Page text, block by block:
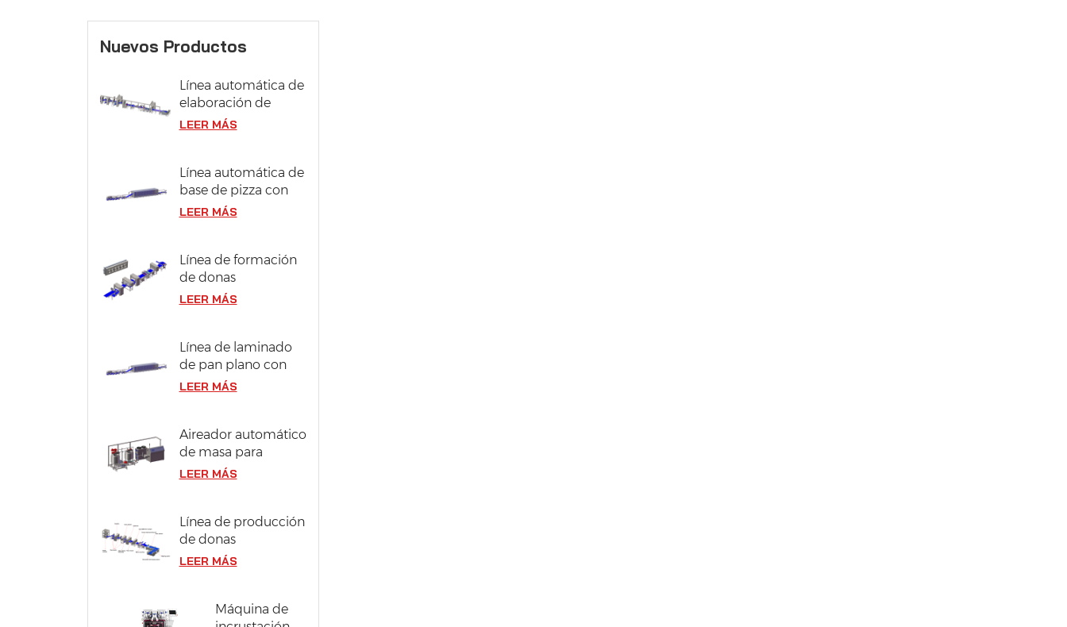
Nuevos Productos
Línea automática de
elaboración de
pasteles
LEER MÁS
Línea automática de
base de pizza con
sistema de
LEER MÁS
Línea de formación
de donas
compactas y
LEER MÁS
Línea de laminado
de pan plano con
ancho de masa de
LEER MÁS
Aireador automático
de masa para
bizcocho
LEER MÁS
Línea de producción
de donas
industriales con
LEER MÁS
Máquina de